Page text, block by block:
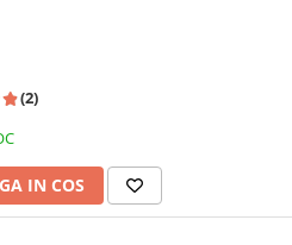
(2)
IN COS